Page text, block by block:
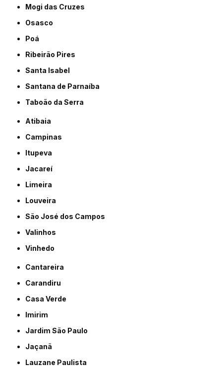
Mogi das Cruzes
Osasco
Poá
Ribeirão Pires
Santa Isabel
Santana de Parnaíba
Taboão da Serra
Atibaia
Campinas
Itupeva
Jacareí
Limeira
Louveira
São José dos Campos
Valinhos
Vinhedo
Cantareira
Carandiru
Casa Verde
Imirim
Jardim São Paulo
Jaçanã
Lauzane Paulista